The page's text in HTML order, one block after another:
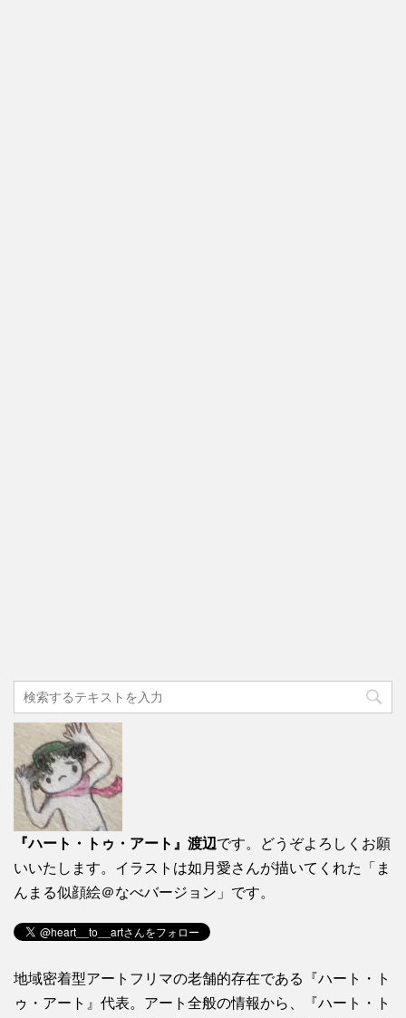
『ハート・トゥ・アート』渡辺です。どうぞよろしくお願
いいたします。イラストは如月愛さんが描いてくれた「ま
んまる似顔絵＠なべバージョン」です。
地域密着型アートフリマの老舗的存在である『ハート・ト
ゥ・アート』代表。アート全般の情報から、『ハート・ト